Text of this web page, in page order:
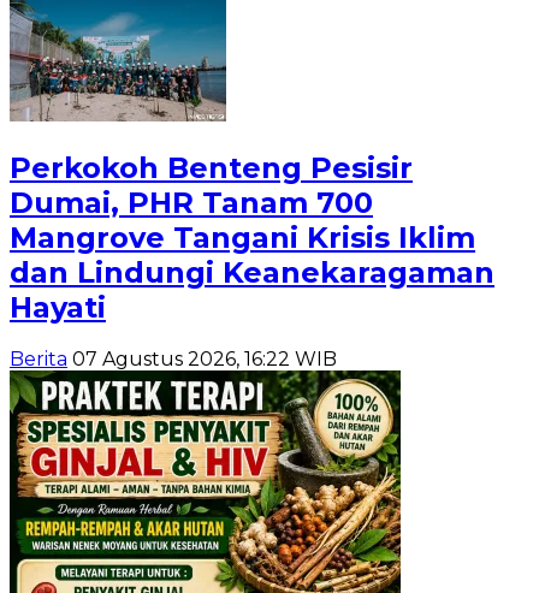
Perkokoh Benteng Pesisir
Dumai, PHR Tanam 700
Mangrove Tangani Krisis Iklim
dan Lindungi Keanekaragaman
Hayati
Berita 07 Agustus 2026, 16:22 WIB